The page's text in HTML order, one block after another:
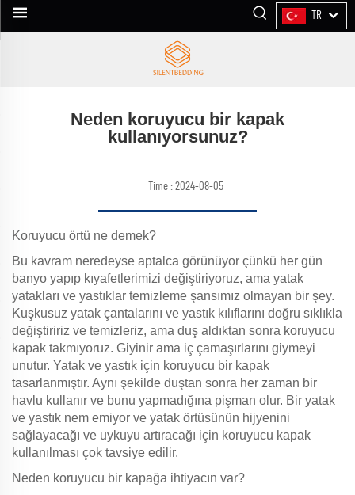
TR
Neden koruyucu bir kapak
kullanıyorsunuz?
Time : 2024-08-05
Koruyucu örtü ne demek?
Bu kavram neredeyse aptalca görünüyor çünkü her gün
banyo yapıp kıyafetlerimizi değiştiriyoruz, ama yatak
yatakları ve yastıklar temizleme şansımız olmayan bir şey.
Kuşkusuz yatak çantalarını ve yastık kılıflarını doğru sıklıkla
değiştiririz ve temizleriz, ama duş aldıktan sonra koruyucu
kapak takmıyoruz. Giyinir ama iç çamaşırlarını giymeyi
unutur. Yatak ve yastık için koruyucu bir kapak
tasarlanmıştır. Aynı şekilde duştan sonra her zaman bir
havlu kullanır ve bunu yapmadığına pişman olur. Bir yatak
ve yastık nem emiyor ve yatak örtüsünün hijyenini
sağlayacağı ve uykuyu artıracağı için koruyucu kapak
kullanılması çok tavsiye edilir.
Neden koruyucu bir kapağa ihtiyacın var?